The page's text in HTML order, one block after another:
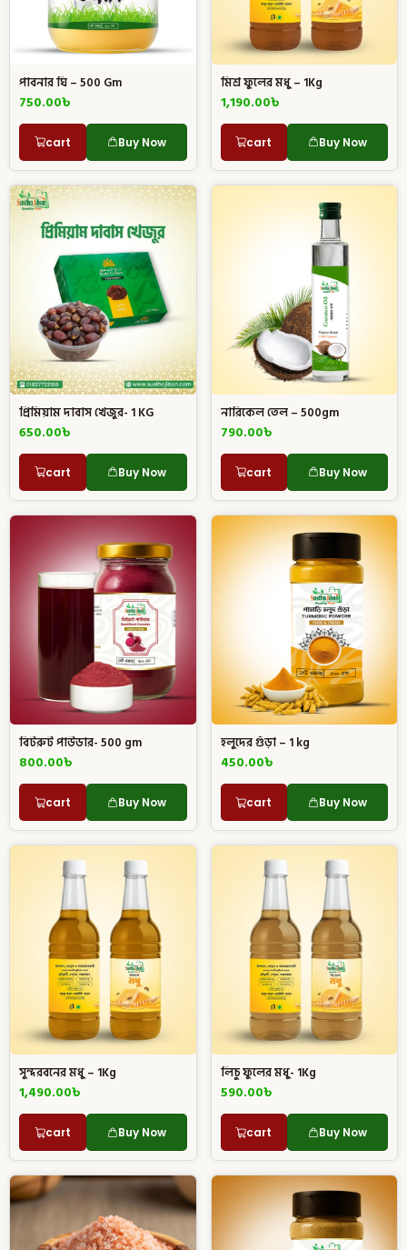
পাবনার ঘি – 500 Gm
750.00৳
cart Buy Now
মিশ্র ফুলের মধু – 1Kg
1,190.00৳
cart Buy Now
প্রিমিয়াম দাবাস খেজুর- 1 KG
650.00৳
cart Buy Now
নারিকেল তেল – 500gm
790.00৳
cart Buy Now
বিটরুট পাউডার- 500 gm
800.00৳
cart Buy Now
হলুদের গুঁড়া – 1 kg
450.00৳
cart Buy Now
সুন্দরবনের মধু – 1Kg
1,490.00৳
cart Buy Now
লিচু ফুলের মধু- 1Kg
590.00৳
cart Buy Now